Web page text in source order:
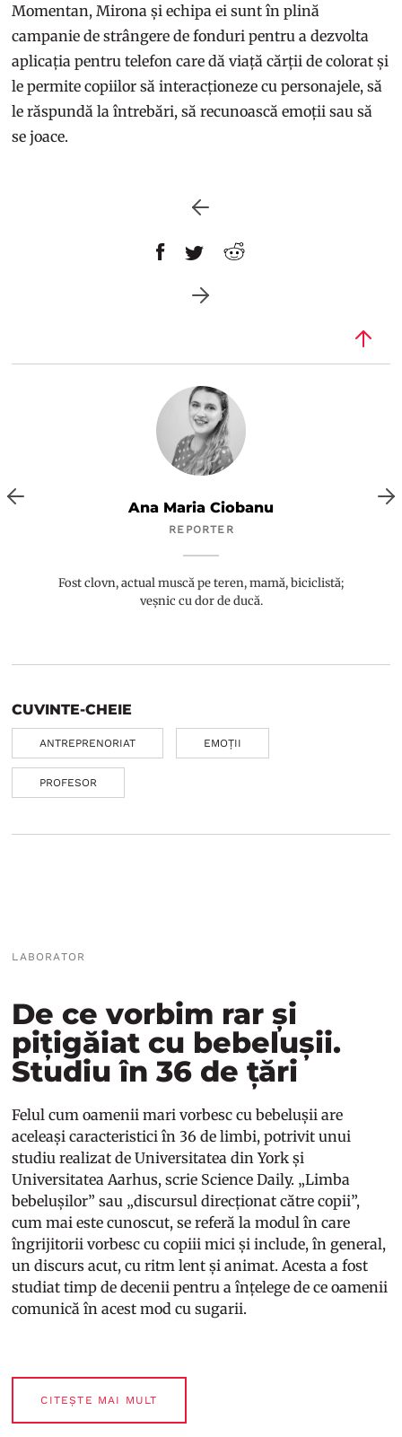
Momentan, Mirona și echipa ei sunt în plină
campanie de strângere de fonduri pentru a dezvolta
aplicația pentru telefon care dă viață cărții de colorat și
le permite copiilor să interacționeze cu personajele, să
le răspundă la întrebări, să recunoască emoții sau să
se joace.
Ana Maria Ciobanu
REPORTER
Fost clovn, actual muscă pe teren, mamă, biciclistă;
veșnic cu dor de ducă.
CUVINTE-CHEIE
ANTREPRENORIAT EMOȚII
PROFESOR
LABORATOR
De ce vorbim rar și
pițigăiat cu bebelușii.
Studiu în 36 de țări
Felul cum oamenii mari vorbesc cu bebelușii are
aceleași caracteristici în 36 de limbi, potrivit unui
studiu realizat de Universitatea din York și
Universitatea Aarhus, scrie Science Daily. „Limba
bebelușilor” sau „discursul direcționat către copii”,
cum mai este cunoscut, se referă la modul în care
îngrijitorii vorbesc cu copiii mici și include, în general,
un discurs acut, cu ritm lent și animat. Acesta a fost
studiat timp de decenii pentru a înțelege de ce oamenii
comunică în acest mod cu sugarii.
CITEȘTE MAI MULT